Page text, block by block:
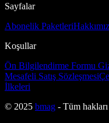
Sayfalar
Abonelik Paketleri
Koşullar
Ön Bilgilendirme Formu
Mesafeli Satış Sözleşmesi
İlkeleri
© 2025 bmag - Tüm hakları